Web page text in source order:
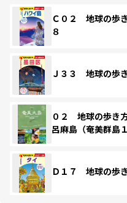
Ｃ０２ 地球の歩
８
Ｊ３３ 地球の歩
０２ 地球の歩
呂麻島（奄美群島
Ｄ１７ 地球の歩